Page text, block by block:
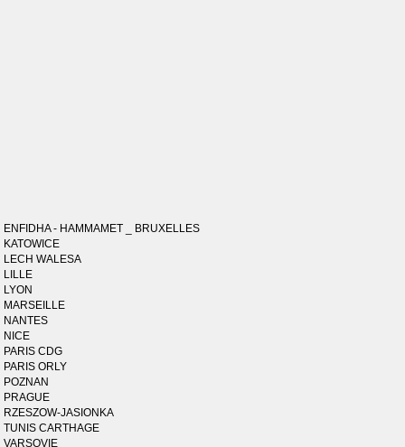
ENFIDHA - HAMMAMET _ BRUXELLES
KATOWICE
LECH WALESA
LILLE
LYON
MARSEILLE
NANTES
NICE
PARIS CDG
PARIS ORLY
POZNAN
PRAGUE
RZESZOW-JASIONKA
TUNIS CARTHAGE
VARSOVIE